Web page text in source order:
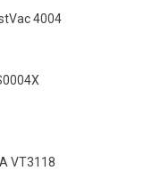
4004
VT3118